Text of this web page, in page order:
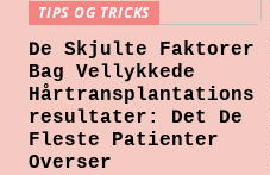
TIPS OG TRICKS
De Skjulte Faktorer
Bag Vellykkede
Hårtransplantations
resultater: Det De
Fleste Patienter
Overser